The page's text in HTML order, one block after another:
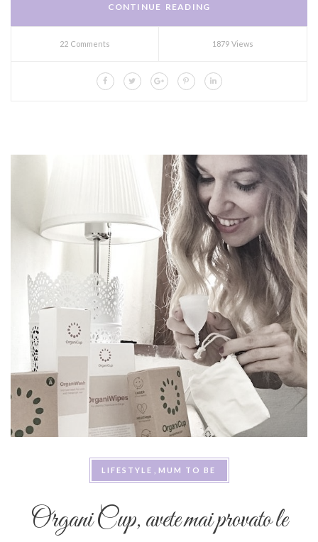
CONTINUE READING
22 Comments 1879 Views
LIFESTYLE MUM TO BE
Organi Cup, avete mai provato le